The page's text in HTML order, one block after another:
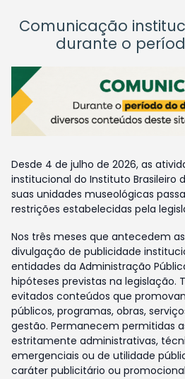
Comunicação
durante o
Desde 4 de julho de 2026, as
institucional do Instituto Brasileiro
suas unidades museológicas
restrições estabelecidas pela
Nos três meses que antecedem
divulgação de publicidade
entidades da Administração
hipóteses previstas na legislação.
evitados conteúdos que
públicos, programas, obras,
gestão. Permanecem permitidas
estritamente administrativas,
emergenciais ou de utilidade
caráter publicitário ou